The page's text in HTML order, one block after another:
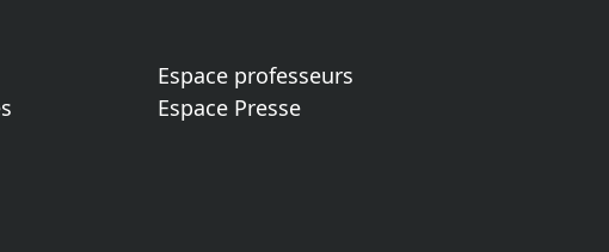
Espace professeurs
Espace Presse